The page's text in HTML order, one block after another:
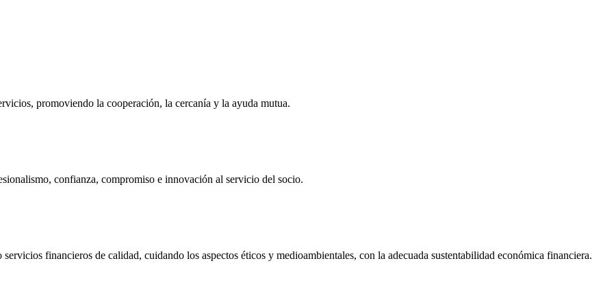
promoviendo la cooperación, la cercanía y la ayuda mutua.
confianza, compromiso e innovación al servicio del socio.
financieros de calidad, cuidando los aspectos éticos y medioambientales, con la adecuada sustentabilidad económica financiera.